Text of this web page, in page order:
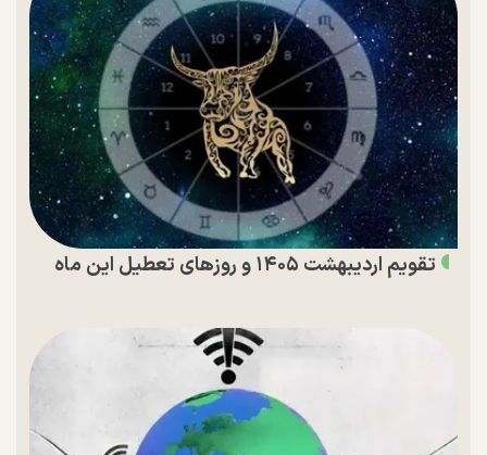
تقویم اردیبهشت ۱۴۰۵ و روز‌های تعطیل این ماه